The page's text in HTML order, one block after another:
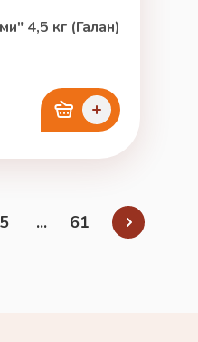
4,5 кг (Галан)
5 ... 61